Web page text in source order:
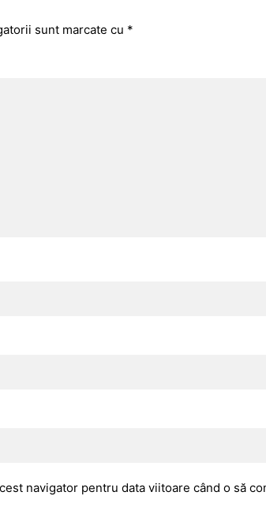
sunt marcate cu *
navigator pentru data viitoare când o să